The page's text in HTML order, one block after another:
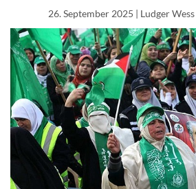
26. September 2025 | Ludger Wess